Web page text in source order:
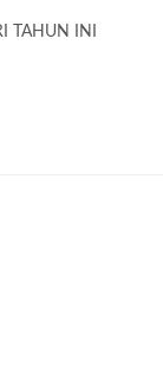
TAHUN INI